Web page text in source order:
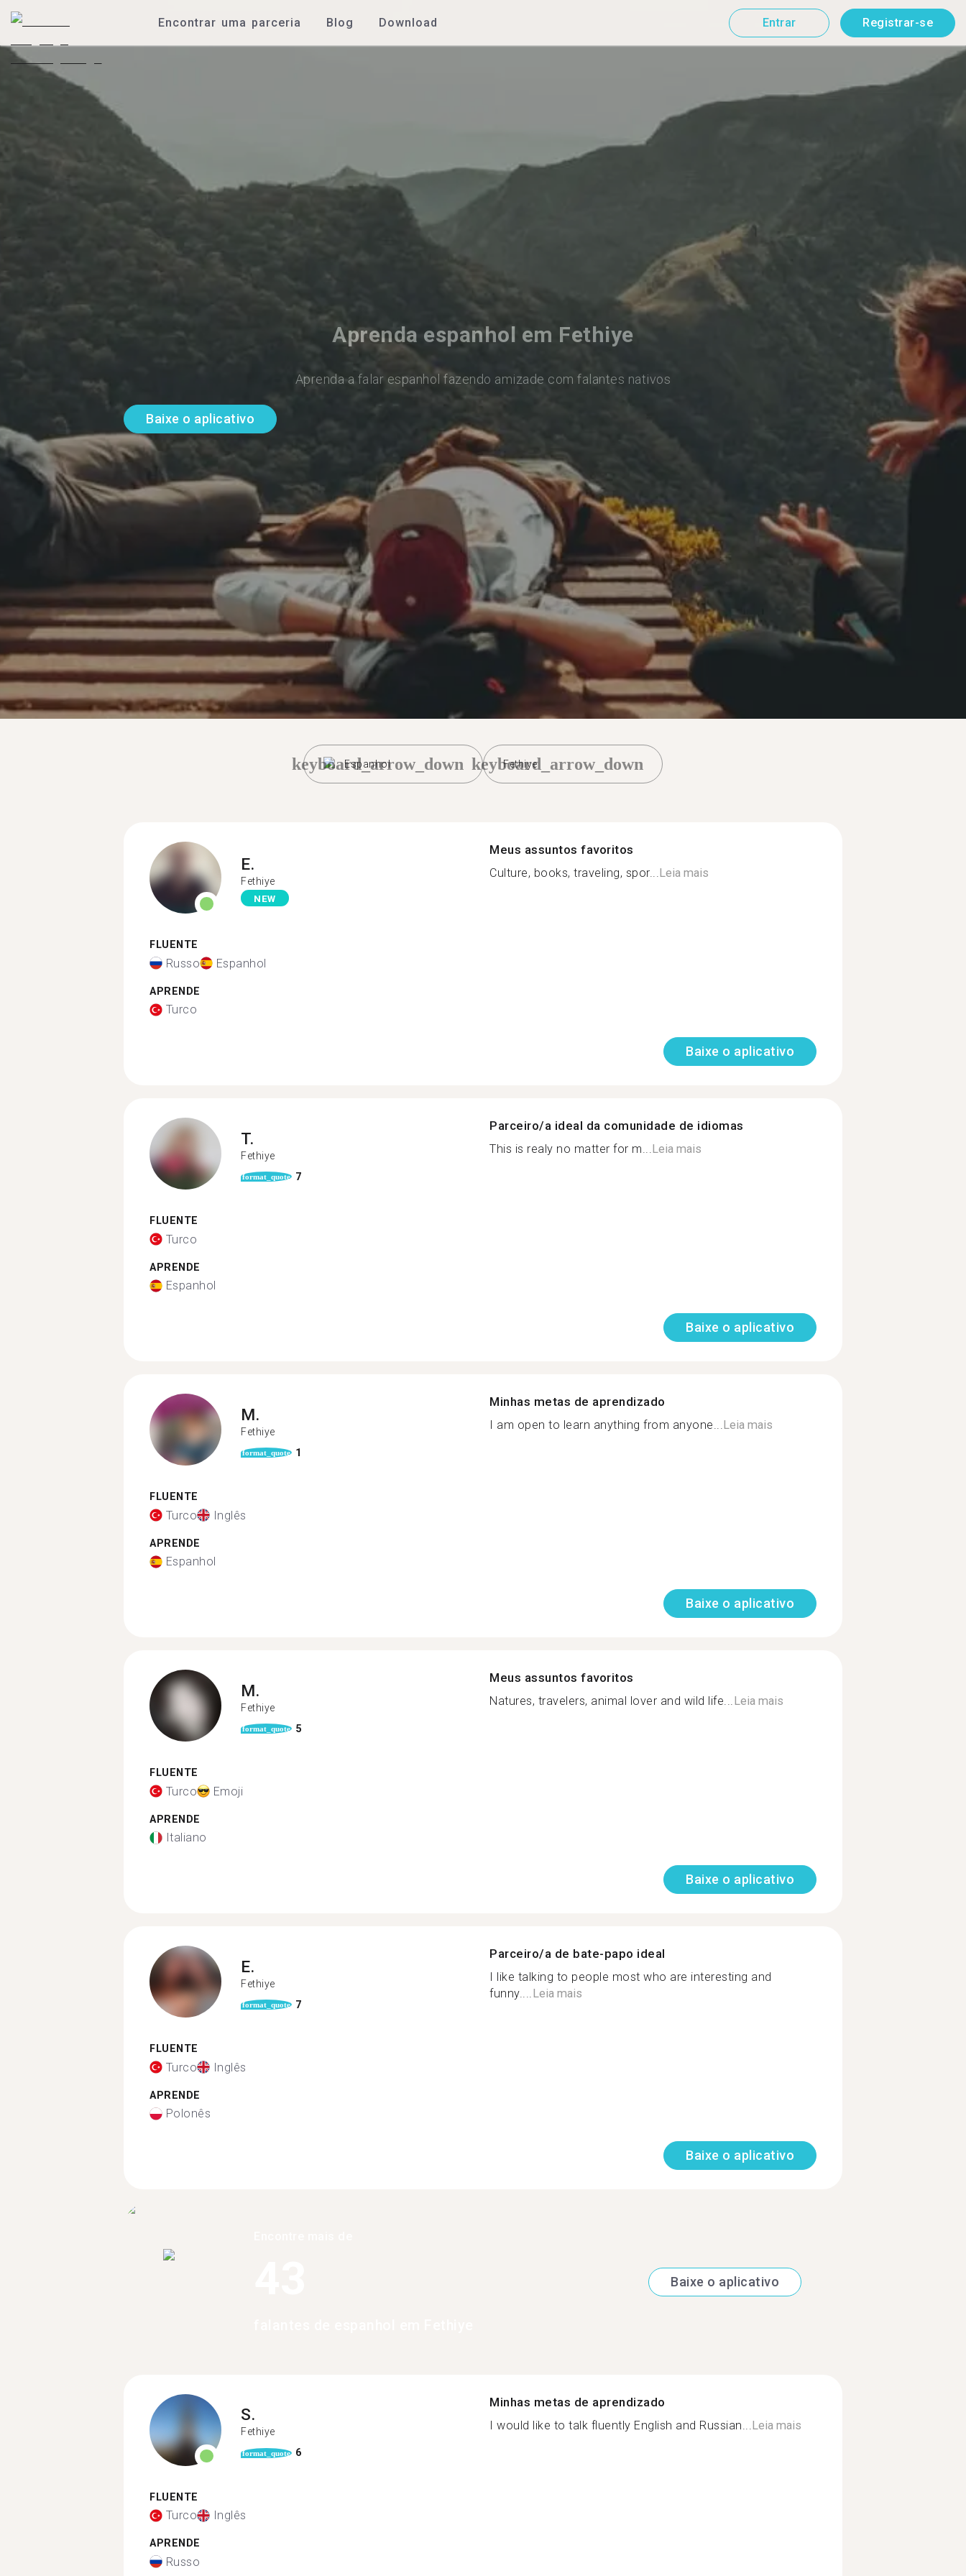
Encontrar uma parceria Blog Download Entrar Registrar-se
Aprenda espanhol em Fethiye
Aprenda a falar espanhol fazendo amizade com falantes nativos
Baixe o aplicativo
Espanhol
keyboard_arrow_down Fethiye
keyboard_arrow_down
E.
Fethiye
NEW
FLUENTE
Russo Espanhol
APRENDE
Turco
Meus assuntos favoritos
Culture, books, traveling, spor...Leia mais
Baixe o aplicativo
T.
Fethiye
format_quote 7
FLUENTE
Turco
APRENDE
Espanhol
Parceiro/a ideal da comunidade de idiomas
This is realy no matter for m...Leia mais
Baixe o aplicativo
M.
Fethiye
format_quote 1
FLUENTE
Turco Inglês
APRENDE
Espanhol
Minhas metas de aprendizado
I am open to learn anything from anyone...Leia mais
Baixe o aplicativo
M.
Fethiye
format_quote 5
FLUENTE
Turco Emoji
APRENDE
Italiano
Meus assuntos favoritos
Natures, travelers, animal lover and wild life...Leia mais
Baixe o aplicativo
E.
Fethiye
format_quote 7
FLUENTE
Turco Inglês
APRENDE
Polonês
Parceiro/a de bate-papo ideal
I like talking to people most who are interesting and
funny....Leia mais
Baixe o aplicativo
Baixe o aplicativo
S.
Fethiye
format_quote 6
FLUENTE
Turco Inglês
APRENDE
Russo
Minhas metas de aprendizado
I would like to talk fluently English and Russian... Leia mais